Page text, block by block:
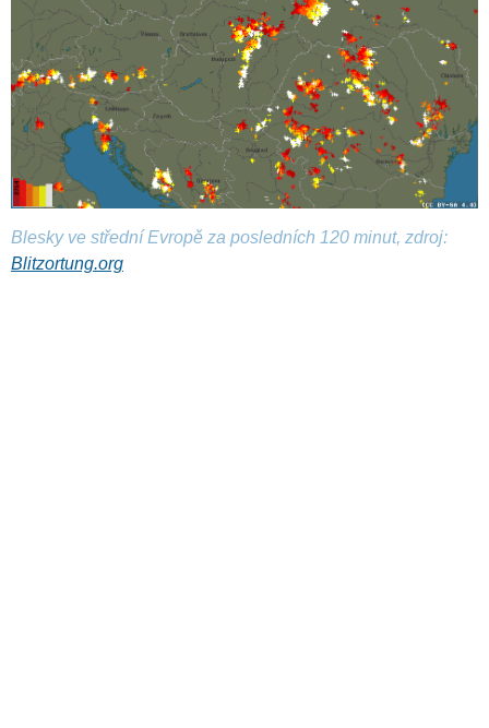
Blesky ve střední Evropě za posledních 120 minut, zdroj:
Blitzortung.org